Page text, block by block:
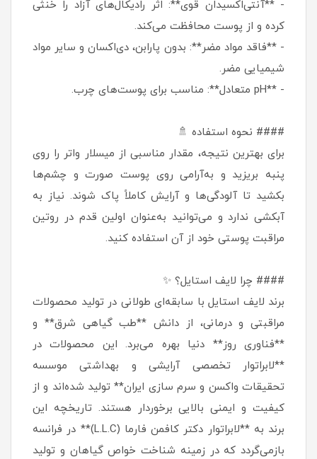
- **آنتی‌اکسیدان قوی**: اثر رادیکال‌های آزاد را خنثی
کرده و از پوست محافظت می‌کند.
- **فاقد مواد مضر**: بدون پارابن، دی‌اکسان و سایر مواد
شیمیایی مضر.
- **pH متعادل**: مناسب برای پوست‌های چرب.
#### نحوه استفاده 🚿
برای بهترین نتیجه، مقدار مناسبی از میسلار واتر را روی
پنبه بریزید و به‌آرامی روی پوست صورت و چشم‌ها
بکشید تا آلودگی‌ها و آرایش کاملاً پاک شوند. نیاز به
آبکشی ندارد و می‌توانید به‌عنوان اولین قدم در روتین
مراقبت پوستی خود از آن استفاده کنید.
#### چرا لایف استایل؟ ✨
برند لایف استایل با سابقه‌ای طولانی در تولید محصولات
مراقبتی و درمانی، از دانش **طب گیاهی شرق** و
**فناوری روز** دنیا بهره می‌برد. این محصولات در
**لابراتوار تخصصی آرایشی و بهداشتی موسسه
تحقیقات واکسن و سرم سازی ایران** تولید شده‌اند و از
کیفیت و ایمنی بالایی برخوردار هستند. تاریخچه این
برند به **لابراتوار دکتر کافمن فارما (L.L.C)** در فرانسه
بازمی‌گردد که در زمینه شناخت خواص گیاهان و تولید